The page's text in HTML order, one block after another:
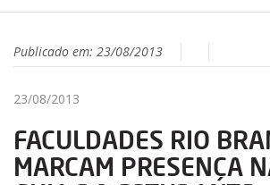
Publicado em: 23/08/2013
23/08/2013
FACULDADES RIO
MARCAM PRESENÇA